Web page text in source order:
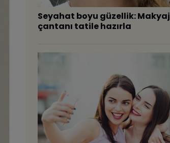
Seyahat boyu güzellik: Makyaj
çantanı tatile hazırla